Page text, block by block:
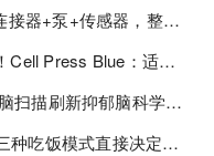
官宣 | CPC Biotech正式成立：连接器+泵+传感器，整合生物制药流体管理解决方案！
实锤！蛋白质真不是"多多益善"！Cell Press Blue：适度限蛋白，反而拉长健康寿命！
Nat Mental Health：两万余人大脑扫描刷新抑郁脑科学认知！抑郁不只是情绪病，视觉、运动脑区同步受损！
J Nutri 3万人膳食网络发现：这三种吃饭模式直接决定心血管风险与寿命长短！